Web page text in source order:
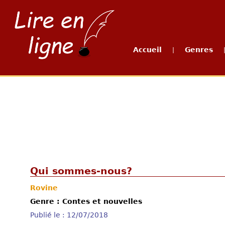
Accueil Genres
Qui sommes-nous?
Rovine
Genre : Contes et nouvelles
Publié le : 12/07/2018